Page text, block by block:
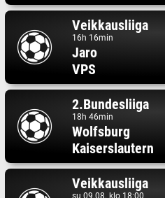
Veikkausliiga
16h 16min
Jaro
VPS
2.Bundesliiga
18h 46min
Wolfsburg
Kaiserslautern
Veikkausliiga